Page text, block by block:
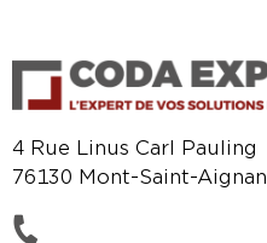
4 Rue Linus Carl Pauling
76130 Mont-Saint-Aignan